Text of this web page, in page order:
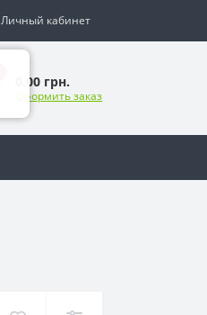
Личный кабинет
0.00 грн.
Оформить заказ